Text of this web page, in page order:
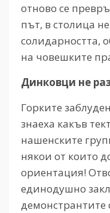
отново се
път, в столица
солидарността,
на човешките
Динковци не
Горките
знаеха какъв
нашенските
някои от които
ориентация!
единодушно
демонстрантите